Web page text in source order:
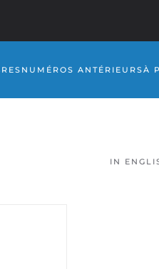
NUMÉROS ANTÉRIEURSÀ
IN